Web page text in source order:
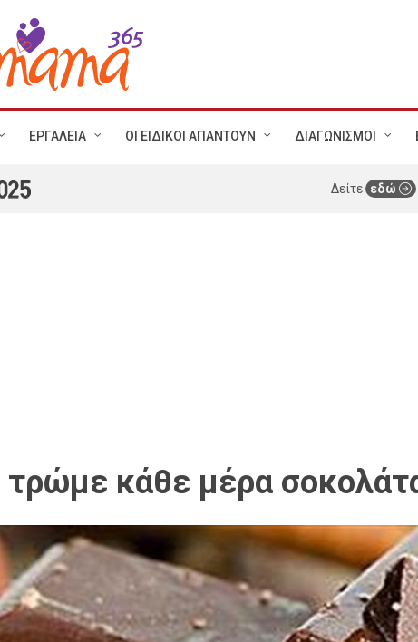
ΕΡΓΑΛΕΙΑ ΟΙ ΕΙΔΙΚΟΙ ΑΠΑΝΤΟΥΝ ΔΙΑΓΩΝΙΣΜΟΙ
Δείτε εδώ
τρώμε κάθε μέρα